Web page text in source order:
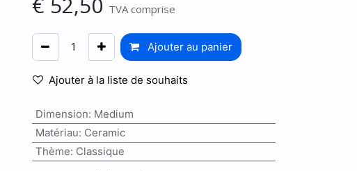
TVA comprise
Ajouter au panier
Ajouter à la liste de souhaits
Dimension: Medium
Matériau: Ceramic
Thème: Classique